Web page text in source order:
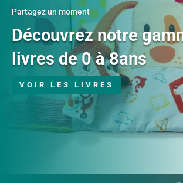
Partagez un moment
Découvrez notre
livres de 0 à 8ans
VOIR LES LIVRES